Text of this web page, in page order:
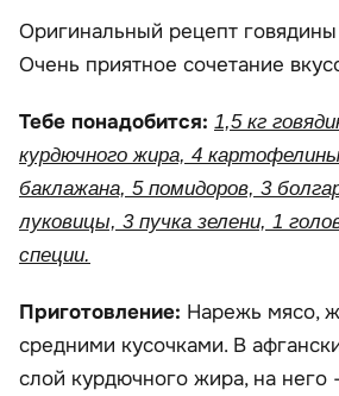
Оригинальный рецепт
Очень приятное сочетание
Тебе понадобится: 1,5 кг
курдючного жира, 4
баклажана, 5 помидоров, 3
луковицы, 3 пучка зелени, 1
специи.
Приготовление: Нарежь мясо,
средними кусочками. В
слой курдючного жира, на него